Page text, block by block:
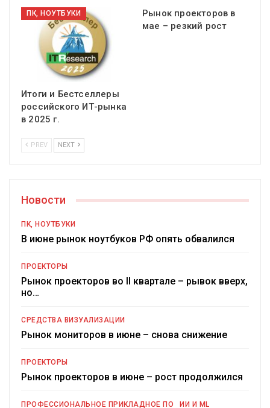
ПК, НОУТБУКИ
Итоги и Бестселлеры
российского ИТ-рынка
в 2025 г.
Рынок проекторов в
мае – резкий рост
PREV NEXT
Новости
ПК, НОУТБУКИ
В июне рынок ноутбуков РФ опять обвалился
ПРОЕКТОРЫ
Рынок проекторов во II квартале – рывок вверх,
но…
СРЕДСТВА ВИЗУАЛИЗАЦИИ
Рынок мониторов в июне – снова снижение
ПРОЕКТОРЫ
Рынок проекторов в июне – рост продолжился
ПРОФЕССИОНАЛЬНОЕ ПРИКЛАДНОЕ ПО ИИ И ML